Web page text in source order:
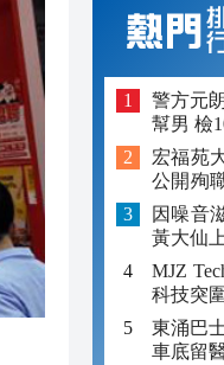
警方元
幫男 檢
宏福苑
公開殉
照片
因噪音
黃大仙
MJZ
科技突
東涌巴
車底留